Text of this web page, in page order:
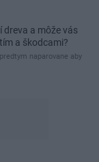
dreva a môže vás
a škodcami?
naparovane aby